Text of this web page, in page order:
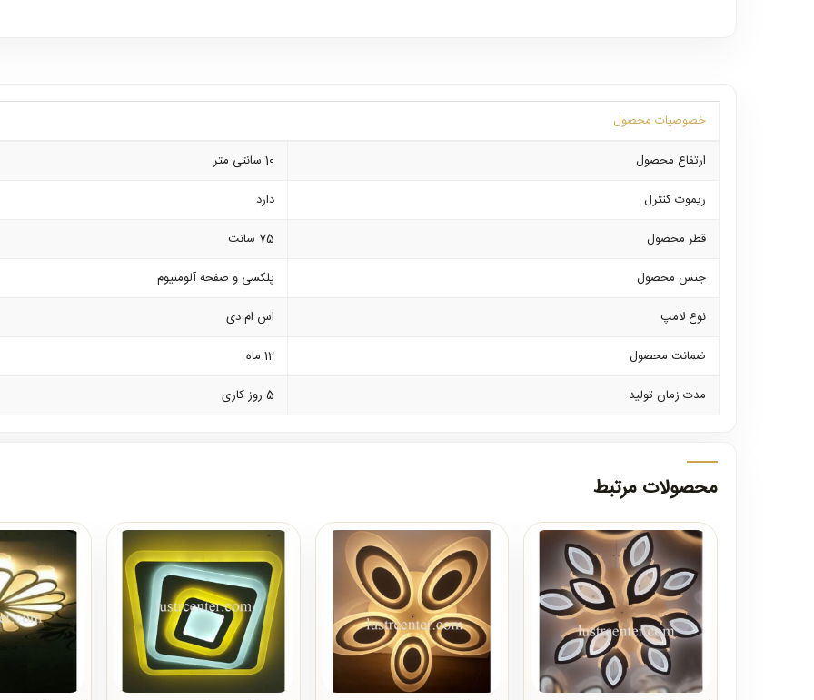
خصوصیات محصول
ارتفاع محصول
10 سانتی متر
ریموت کنترل
دارد
قطر محصول
75 سانت
جنس محصول
پلکسی و صفحه آلومنیوم
نوع لامپ
اس ام دی
ضمانت محصول
12 ماه
مدت زمان تولید
5 روز کاری
محصولات مرتبط